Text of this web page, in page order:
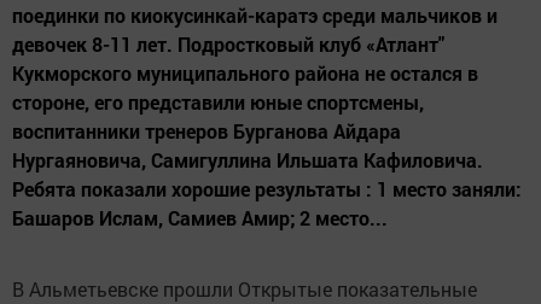
поединки по киокусинкай-каратэ среди мальчиков и
девочек 8-11 лет. Подростковый клуб «Атлант"
Кукморского муниципального района не остался в
стороне, его представили юные спортсмены,
воспитанники тренеров Бурганова Айдара
Нургаяновича, Самигуллина Ильшата Кафиловича.
Ребята показали хорошие результаты : 1 место заняли:
Башаров Ислам, Самиев Амир; 2 место...
В Альметьевске прошли Открытые показательные